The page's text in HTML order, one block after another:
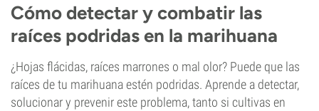
Cómo detectar y combatir las
raíces podridas en la marihuana
¿Hojas flácidas, raíces marrones o mal olor? Puede que las
raíces de tu marihuana estén podridas. Aprende a detectar,
solucionar y prevenir este problema, tanto si cultivas en